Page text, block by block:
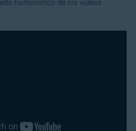
humorístico de los vídeos